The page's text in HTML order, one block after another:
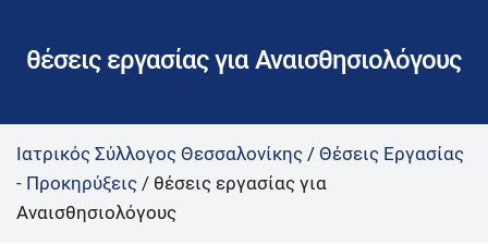
m
θέσεις εργασίας για Αναισθησιολόγους
Ιατρικός Σύλλογος Θεσσαλονίκης / Θέσεις Εργασίας
- Προκηρύξεις / θέσεις εργασίας για
Αναισθησιολόγους